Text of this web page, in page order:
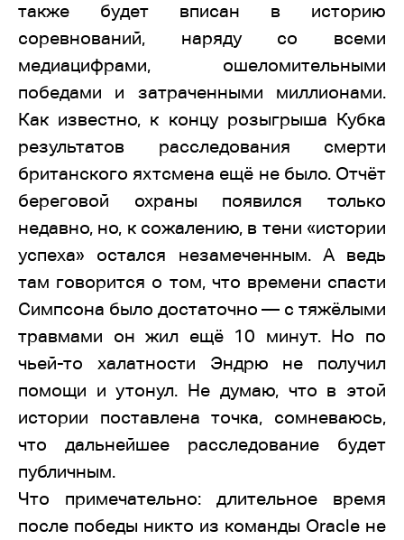
также будет вписан в историю
соревнований, наряду со всеми
медиацифрами, ошеломительными
победами и затраченными миллионами.
Как известно, к концу розыгрыша Кубка
результатов расследования смерти
британского яхтсмена ещё не было. Отчёт
береговой охраны появился только
недавно, но, к сожалению, в тени «истории
успеха» остался незамеченным. А ведь
там говорится о том, что времени спасти
Симпсона было достаточно — с тяжёлыми
травмами он жил ещё 10 минут. Но по
чьей-то халатности Эндрю не получил
помощи и утонул. Не думаю, что в этой
истории поставлена точка, сомневаюсь,
что дальнейшее расследование будет
публичным.
Что примечательно: длительное время
после победы никто из команды Oracle не